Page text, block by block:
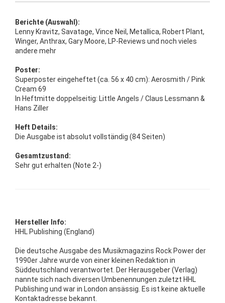
Berichte (Auswahl):
Lenny Kravitz, Savatage, Vince Neil, Metallica, Robert Plant,
Winger, Anthrax, Gary Moore, LP-Reviews und noch vieles
andere mehr
Poster:
Superposter eingeheftet (ca. 56 x 40 cm): Aerosmith / Pink
Cream 69
In Heftmitte doppelseitig: Little Angels / Claus Lessmann &
Hans Ziller
Heft Details:
Die Ausgabe ist absolut vollständig (84 Seiten)
Gesamtzustand:
Sehr gut erhalten (Note 2-)
Hersteller Info:
HHL Publishing (England)
Die deutsche Ausgabe des Musikmagazins Rock Power der
1990er Jahre wurde von einer kleinen Redaktion in
Süddeutschland verantwortet. Der Herausgeber (Verlag)
nannte sich nach diversen Umbenennungen zuletzt HHL
Publishing und war in London ansässig. Es ist keine aktuelle
Kontaktadresse bekannt.